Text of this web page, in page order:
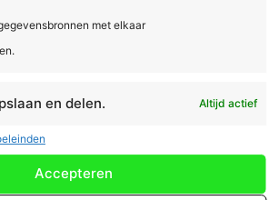
met elkaar
en delen. Altijd actief
Accepteren